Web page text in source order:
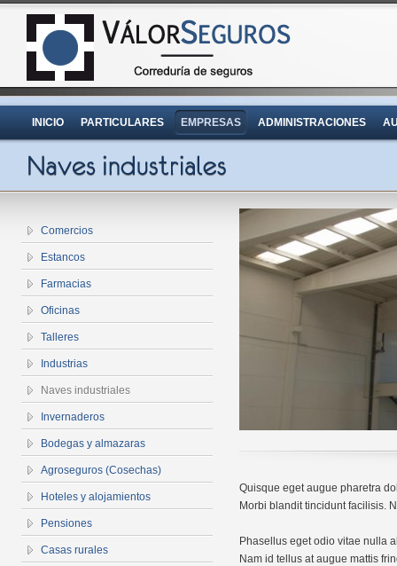
INICIO PARTICULARES EMPRESAS ADMINISTRACIONES
Quisque eget augue pharetra
Morbi blandit tincidunt facilisis.
Phasellus eget odio vitae nulla
Nam id tellus at augue mattis
Comercios
Estancos
Farmacias
Oficinas
Talleres
Industrias
Naves industriales
Invernaderos
Bodegas y almazaras
Agroseguros (Cosechas)
Hoteles y alojamientos
Pensiones
Casas rurales